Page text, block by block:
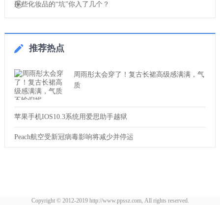
那些化妆品的“坑”你入了几个？
推荐热点
周雨彤太会穿了！复古长裙高级感满满，气
质
苹果手机IOS10.3系统用爱思助手越狱
Peach航空受新冠病毒影响将减少并停运
Copyright © 2012-2019 http://www.ppssz.com, All rights reserved.